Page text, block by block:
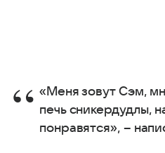
«Меня зовут Сэм,
печь сникердудлы,
понравятся», –